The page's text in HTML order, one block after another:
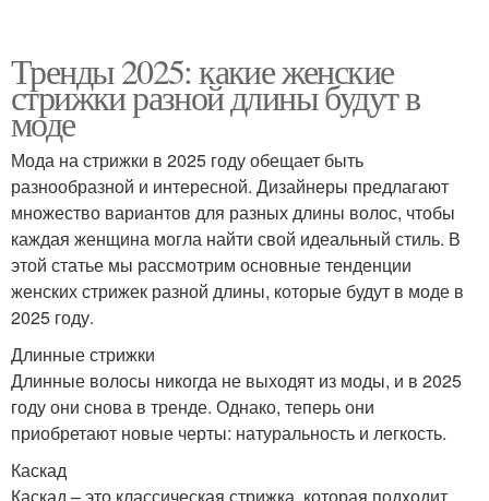
Тренды 2025: какие женские
стрижки разной длины будут в
моде
Мода на стрижки в 2025 году обещает быть
разнообразной и интересной. Дизайнеры предлагают
множество вариантов для разных длины волос, чтобы
каждая женщина могла найти свой идеальный стиль. В
этой статье мы рассмотрим основные тенденции
женских стрижек разной длины, которые будут в моде в
2025 году.
Длинные стрижки
Длинные волосы никогда не выходят из моды, и в 2025
году они снова в тренде. Однако, теперь они
приобретают новые черты: натуральность и легкость.
Каскад
Каскад – это классическая стрижка, которая подходит